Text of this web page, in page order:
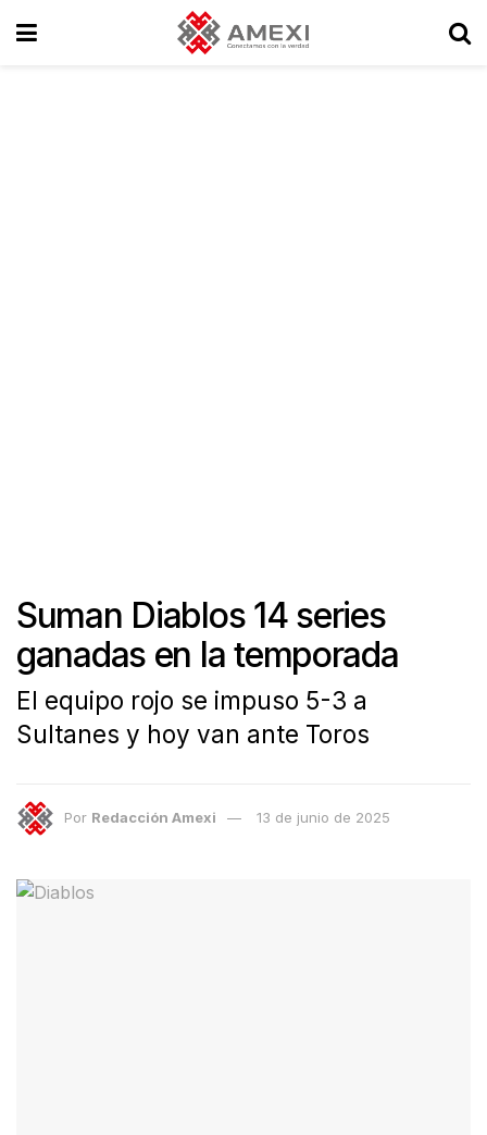
Suman Diablos 14 series
ganadas en la temporada
El equipo rojo se impuso 5-3 a
Sultanes y hoy van ante Toros
Por Redacción Amexi 13 de junio de 2025